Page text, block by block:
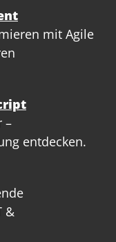
mit Agile
–
entdecken.
&